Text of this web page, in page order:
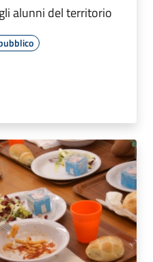
alunni del territorio